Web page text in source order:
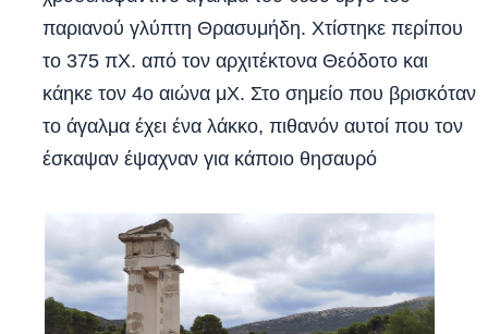
παριανού γλύπτη Θρασυμήδη. Χτίστηκε περίπου
το 375 πΧ. από τον αρχιτέκτονα Θεόδοτο και
κάηκε τον 4ο αιώνα μΧ. Στο σημείο που βρισκόταν
το άγαλμα έχει ένα λάκκο, πιθανόν αυτοί που τον
έσκαψαν έψαχναν για κάποιο θησαυρό